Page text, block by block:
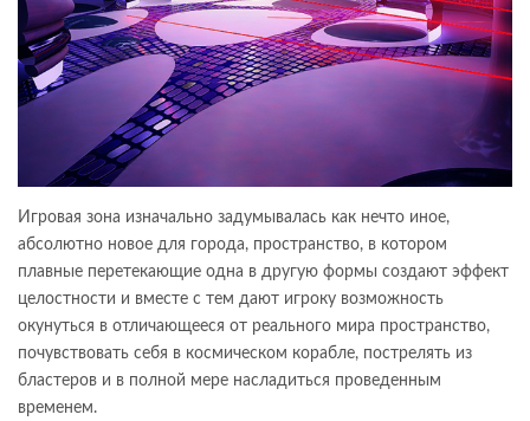
Игровая зона изначально задумывалась как нечто иное,
абсолютно новое для города, пространство, в котором
плавные перетекающие одна в другую формы создают эффект
целостности и вместе с тем дают игроку возможность
окунуться в отличающееся от реального мира пространство,
почувствовать себя в космическом корабле, пострелять из
бластеров и в полной мере насладиться проведенным
временем.